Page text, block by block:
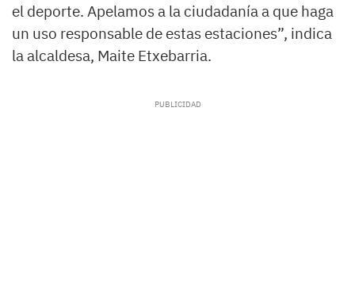
el deporte. Apelamos a la ciudadanía a que haga
un uso responsable de estas estaciones”, indica
la alcaldesa, Maite Etxebarria.